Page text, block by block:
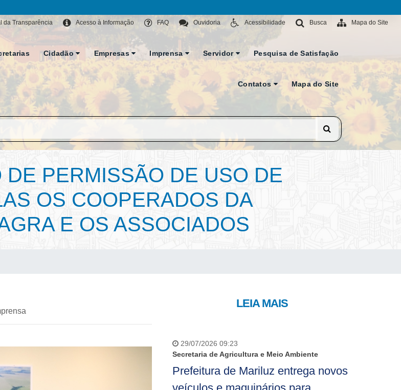
Mapa do Site
Busca
Acessibilidade
Ouvidoria
FAQ
Acesso à Informação
da Transparência
Cidadão Empresas Imprensa Servidor Pesquisa de Satisfação
Contatos Mapa do Site
PERMISSÃO DE USO DE
OS COOPERADOS DA
E OS ASSOCIADOS
LEIA MAIS
29/07/2026 09:23
Secretaria de Agricultura e Meio Ambiente
Prefeitura de Mariluz entrega novos